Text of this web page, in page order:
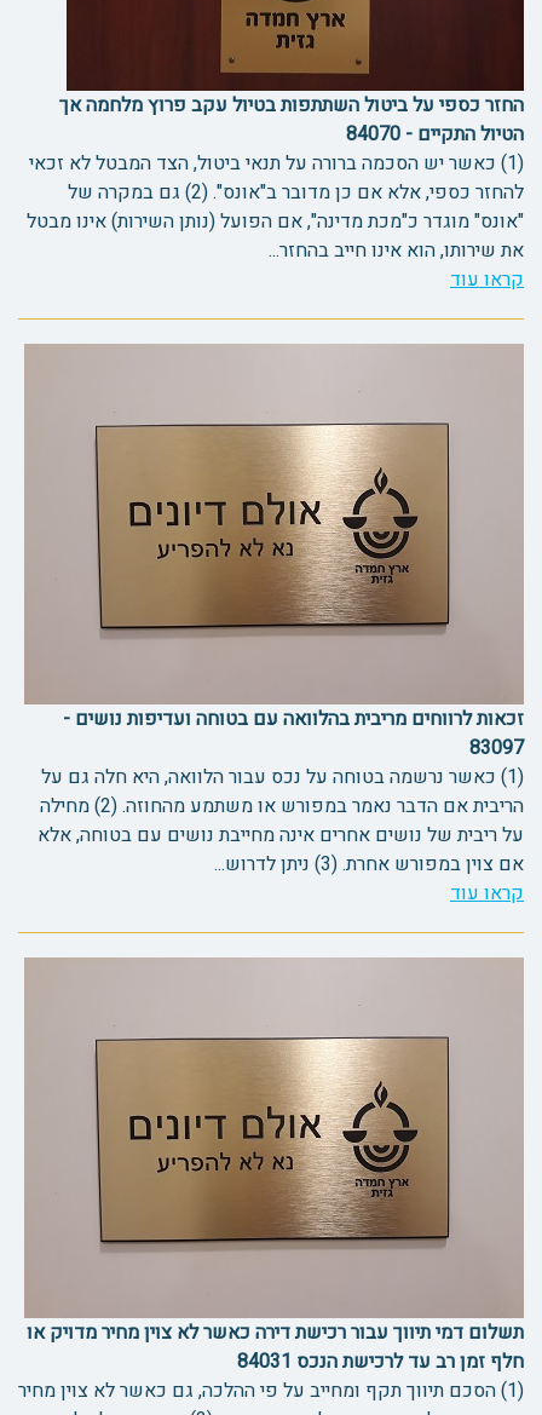
החזר כספי על ביטול השתתפות בטיול עקב פרוץ מלחמה אך
הטיול התקיים - 84070
(1) כאשר יש הסכמה ברורה על תנאי ביטול, הצד המבטל לא זכאי
להחזר כספי, אלא אם כן מדובר ב"אונס". (2) גם במקרה של
"אונס" מוגדר כ"מכת מדינה", אם הפועל (נותן השירות) אינו מבטל
את שירותו, הוא אינו חייב בהחזר...
קראו עוד
זכאות לרווחים מריבית בהלוואה עם בטוחה ועדיפות נושים -
83097
(1) כאשר נרשמה בטוחה על נכס עבור הלוואה, היא חלה גם על
הריבית אם הדבר נאמר במפורש או משתמע מהחוזה. (2) מחילה
על ריבית של נושים אחרים אינה מחייבת נושים עם בטוחה, אלא
אם צוין במפורש אחרת. (3) ניתן לדרוש...
קראו עוד
תשלום דמי תיווך עבור רכישת דירה כאשר לא צוין מחיר מדויק או
חלף זמן רב עד לרכישת הנכס 84031
(1) הסכם תיווך תקף ומחייב על פי ההלכה, גם כאשר לא צוין מחיר